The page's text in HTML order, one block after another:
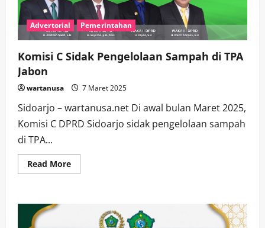
Advertorial Pemerintahan
Komisi C Sidak Pengelolaan Sampah di TPA
Jabon
wartanusa 7 Maret 2025
Sidoarjo – wartanusa.net Di awal bulan Maret 2025,
Komisi C DPRD Sidoarjo sidak pengelolaan sampah
di TPA...
Read MoreRead
more
Pengelolaan
Sampah